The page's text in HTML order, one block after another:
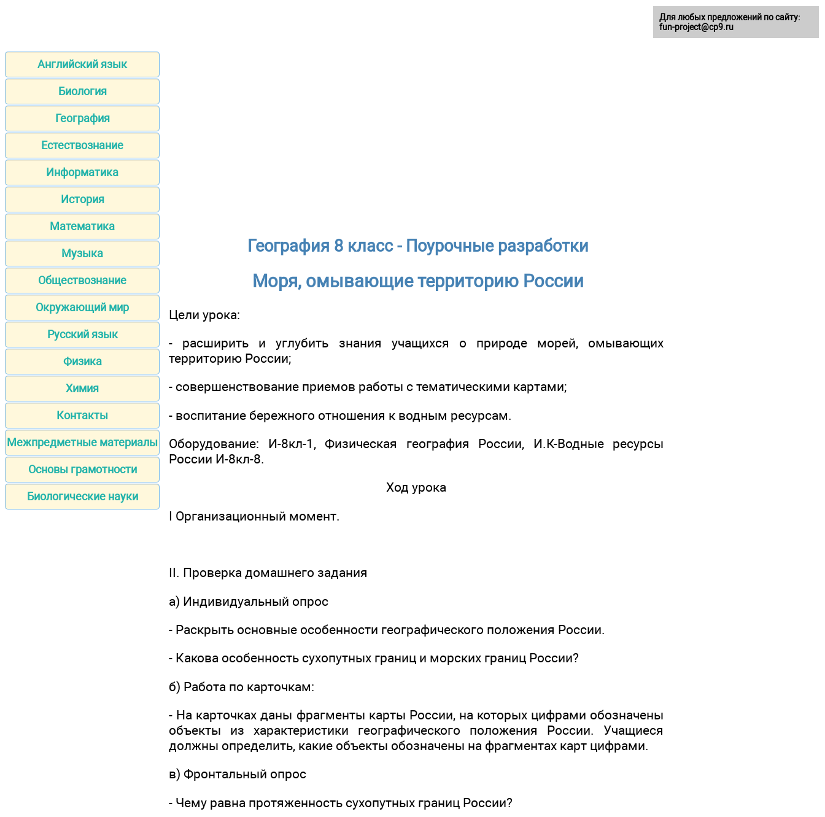
Английский язык
Биология
География
Естествознание
Информатика
История
Математика
Музыка
Обществознание
Окружающий мир
Русский язык
Физика
Химия
Контакты
Межпредметные материалы
Основы грамотности
Биологические науки
География 8 класс - Поурочные разработки
Моря, омывающие территорию России
Цели урока:
- расширить и углубить знания учащихся о природе морей, омывающих
территорию России;
- совершенствование приемов работы с тематическими картами;
- воспитание бережного отношения к водным ресурсам.
Оборудование: И-8кл-1, Физическая география России, И.К-Водные ресурсы
России И-8кл-8.
Ход урока
I Организационный момент.
II. Проверка домашнего задания
а) Индивидуальный опрос
- Раскрыть основные особенности географического положения России.
- Какова особенность сухопутных границ и морских границ России?
б) Работа по карточкам:
- На карточках даны фрагменты карты России, на которых цифрами обозначены
объекты из характеристики географического положения России. Учащиеся
должны определить, какие объекты обозначены на фрагментах карт цифрами.
в) Фронтальный опрос
- Чему равна протяженность сухопутных границ России?
Для любых предложений по сайту:
fun-project@cp9.ru